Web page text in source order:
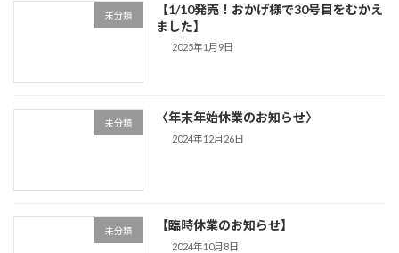
未分類
【1/10発売！おかげ様で30号目をむかえ
ました】
2025年1月9日
未分類 〈年末年始休業のお知らせ〉
2024年12月26日
未分類 【臨時休業のお知らせ】
2024年10月8日